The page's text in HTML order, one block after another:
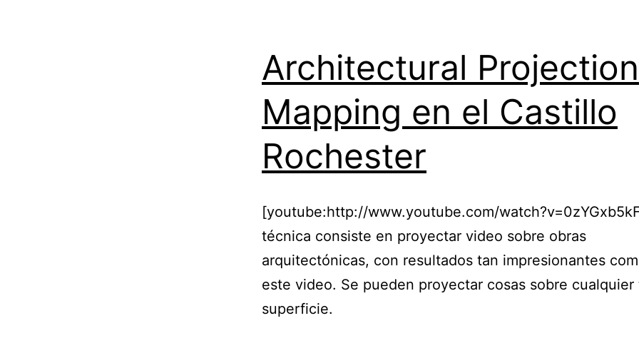
Architectural Projection
Mapping en el Castillo
Rochester
[youtube:http://www.youtube.com/
técnica consiste en proyectar video sobre obras
arquitectónicas, con resultados tan impresionantes
este video. Se pueden proyectar cosas sobre cualquier
superficie.